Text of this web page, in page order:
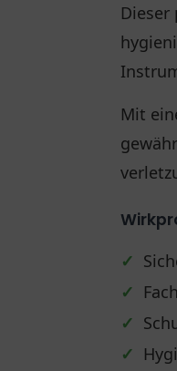
Mit
✓
✓
✓
✓